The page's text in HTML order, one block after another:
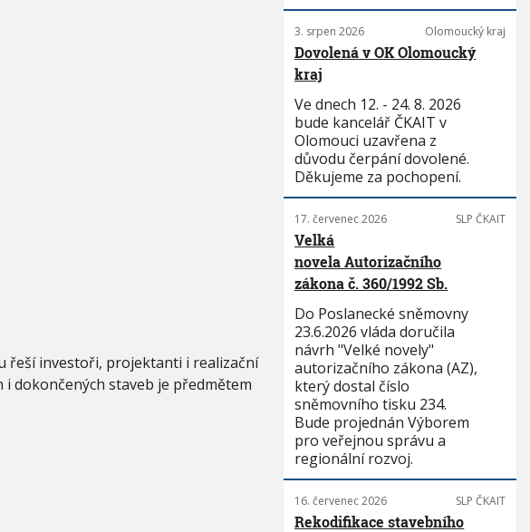
řeší investoři, projektanti i realizační
dokončených staveb je předmětem
3. srpen 2026 Olomoucký kraj
Dovolená v OK Olomoucký
kraj
Ve dnech 12. - 24. 8. 2026
bude kancelář ČKAIT v
Olomouci uzavřena z
důvodu čerpání dovolené.
Děkujeme za pochopení.
17. červenec 2026 SLP ČKAIT
Velká
novela Autorizačního
zákona č. 360/1992 Sb.
Do Poslanecké sněmovny
23.6.2026 vláda doručila
návrh "Velké novely"
autorizačního zákona (AZ),
který dostal číslo
sněmovního tisku 234.
Bude projednán Výborem
pro veřejnou správu a
regionální rozvoj.
16. červenec 2026 SLP ČKAIT
Rekodifikace stavebního